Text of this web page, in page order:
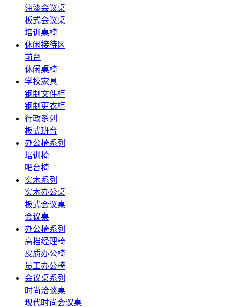
油漆会议桌
板式会议桌
培训桌椅
休闲接待区
前台
休闲桌椅
学校家具
钢制文件柜
钢制更衣柜
行政系列
板式班台
办公椅系列
培训椅
吧台椅
实木系列
实木办公桌
板式会议桌
会议桌
办公椅系列
高档经理椅
皮质办公椅
员工办公椅
会议桌系列
时尚洽谈桌
现代时尚会议桌